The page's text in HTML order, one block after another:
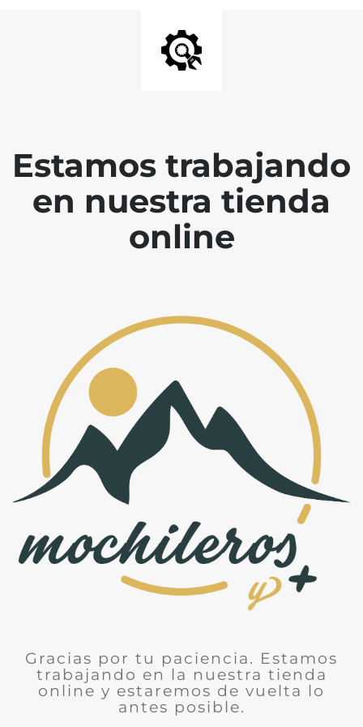
Estamos trabajando
en nuestra tienda
online
Gracias por tu paciencia. Estamos
trabajando en la nuestra tienda
online y estaremos de vuelta lo
antes posible.